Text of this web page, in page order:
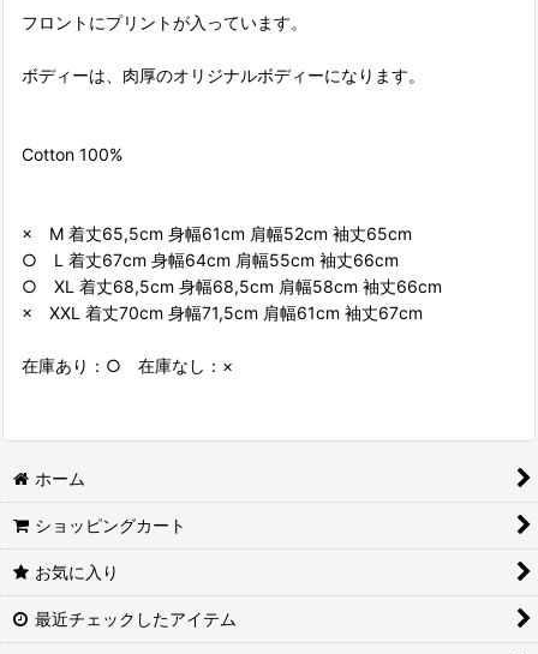
フロントにプリントが入っています。
ボディーは、肉厚のオリジナルボディーになります。
Cotton 100%
× M 着丈65,5cm 身幅61cm 肩幅52cm 袖丈65cm
○ L 着丈67cm 身幅64cm 肩幅55cm 袖丈66cm
○ XL 着丈68,5cm 身幅68,5cm 肩幅58cm 袖丈66cm
× XXL 着丈70cm 身幅71,5cm 肩幅61cm 袖丈67cm
在庫あり：○ 在庫なし：×
ホーム
ショッピングカート
お気に入り
最近チェックしたアイテム